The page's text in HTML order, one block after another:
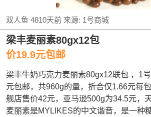
双人鱼 4810天前来源: 1号商城
梁丰麦丽素80gx12包
价19.9元包邮
梁丰牛奶巧克力麦丽素80gx12联包 ，1
元包邮，共960g的量，折合仅1.66元每
舰店售价42元，亚马逊500g为34.5元，
麦丽素是MYLIKES的中文谐音，是一种